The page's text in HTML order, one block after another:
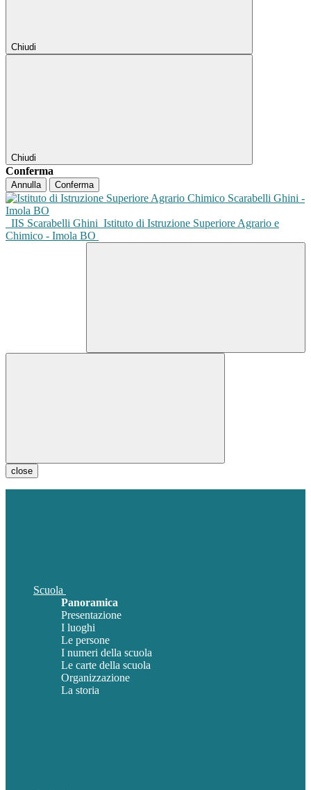
Chiudi
Chiudi
Conferma
Annulla Conferma
IIS Scarabelli Ghini Istituto di Istruzione Superiore Agrario e
Chimico - Imola BO
close
Scuola
Panoramica
Presentazione
I luoghi
Le persone
I numeri della scuola
Le carte della scuola
Organizzazione
La storia